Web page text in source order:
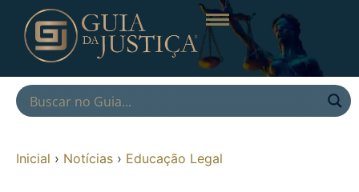
Inicial › Notícias › Educação Legal